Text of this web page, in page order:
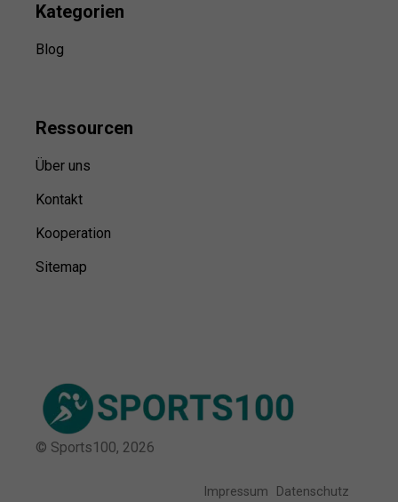
Kategorien
Blog
Ressourcen
Über uns
Kontakt
Kooperation
Sitemap
© Sports100, 2026
Impressum Datenschutz